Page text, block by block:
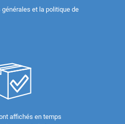
et la politique de
affichés en temps